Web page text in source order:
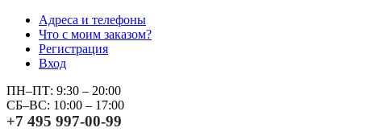
Адреса и телефоны
Что с моим заказом?
Регистрация
Вход
ПН–ПТ: 9:30 – 20:00
СБ–ВС: 10:00 – 17:00
+7 495 997-00-99